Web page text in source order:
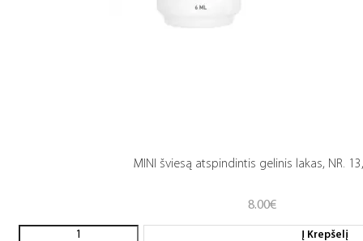
MINI šviesą atspindintis gelinis lakas, NR.
8.00€
Į Krepšelį